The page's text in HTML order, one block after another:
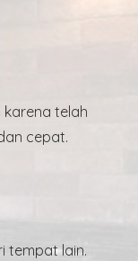
karena telah
cepat.
tempat lain.